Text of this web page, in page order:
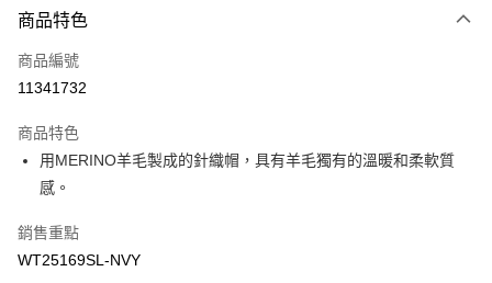
Apple Pay
悠遊付
7-11取貨(快速到店)
每筆NT$100，滿NT$1,500(含以上)免運費
宅配-本島
每筆NT$100，滿NT$1,500(含以上)免運費
商品特色
商品編號
11341732
商品特色
用MERINO羊毛製成的針織帽，具有羊毛獨有的溫暖和柔軟質
感。
銷售重點
WT25169SL-NVY